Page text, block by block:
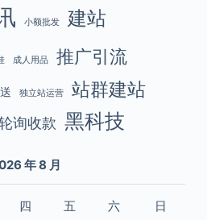
小额批发 建站
成人用品 推广引流
独立站运营 站群建站
询收款 黑科技
年 8 月
四 五 六 日